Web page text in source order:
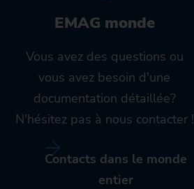
EMAG monde
Vous avez des questions ou
vous avez besoin d'une
documentation détaillée?
N'hésitez pas à nous contacter !
Contacts dans le monde
entier